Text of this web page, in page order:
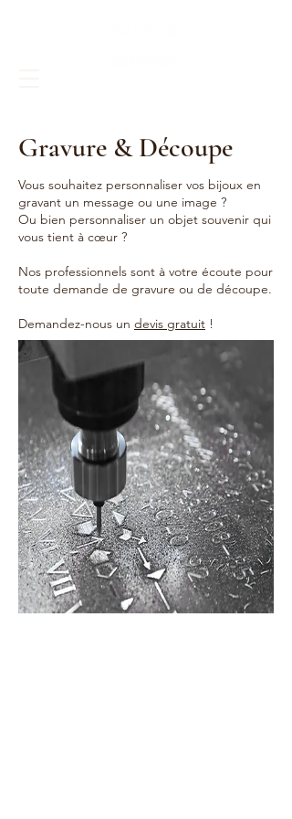
Gravure & Découpe
Vous souhaitez personnaliser vos bijoux en
gravant un message ou une image ?
Ou bien personnaliser un objet souvenir qui
vous tient à cœur ?
Nos professionnels sont à votre écoute pour
toute demande ​ de gravure ou de découpe.
Demandez-nous un devis gratuit !